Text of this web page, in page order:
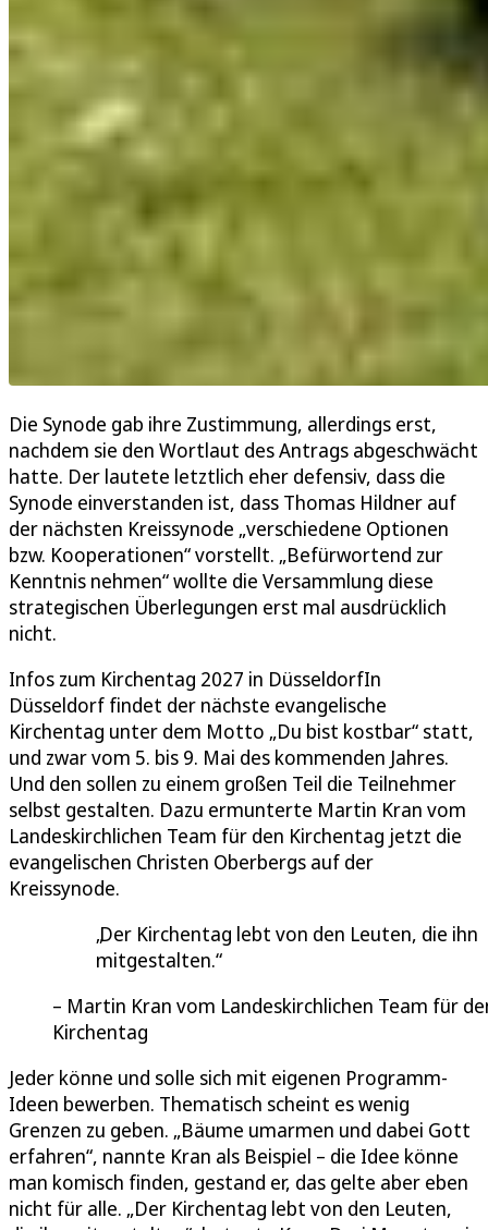
Die Synode gab ihre Zustimmung, allerdings erst,
nachdem sie den Wortlaut des Antrags abgeschwächt
hatte. Der lautete letztlich eher defensiv, dass die
Synode einverstanden ist, dass Thomas Hildner auf
der nächsten Kreissynode „verschiedene Optionen
bzw. Kooperationen“ vorstellt. „Befürwortend zur
Kenntnis nehmen“ wollte die Versammlung diese
strategischen Überlegungen erst mal ausdrücklich
nicht.
Infos zum Kirchentag 2027 in DüsseldorfIn
Düsseldorf findet der nächste evangelische
Kirchentag unter dem Motto „Du bist kostbar“ statt,
und zwar vom 5. bis 9. Mai des kommenden Jahres.
Und den sollen zu einem großen Teil die Teilnehmer
selbst gestalten. Dazu ermunterte Martin Kran vom
Landeskirchlichen Team für den Kirchentag jetzt die
evangelischen Christen Oberbergs auf der
Kreissynode.
Der Kirchentag lebt von den Leuten, die ihn
mitgestalten.
Martin Kran vom Landeskirchlichen Team für
Kirchentag
Jeder könne und solle sich mit eigenen Programm-
Ideen bewerben. Thematisch scheint es wenig
Grenzen zu geben. „Bäume umarmen und dabei Gott
erfahren“, nannte Kran als Beispiel – die Idee könne
man komisch finden, gestand er, das gelte aber eben
nicht für alle. „Der Kirchentag lebt von den Leuten,